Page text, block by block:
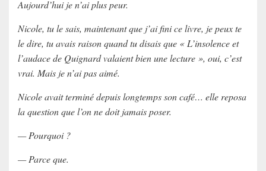
Aujourd’hui je n’ai plus peur.
Nicole, tu le sais, maintenant que j’ai fini ce livre, je peux te
le dire, tu avais raison quand tu disais que « L’insolence et
l’audace de Quignard valaient bien une lecture », oui, c’est
vrai. Mais je n’ai pas aimé.
Nicoleavait terminé depuis longtemps son café… elle reposa
la question que l’on ne doit jamais poser.
— Pourquoi ?
— Parce que.